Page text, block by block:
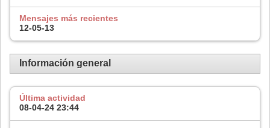
Mensajes más recientes
12-05-13
Información general
Última actividad
08-04-24 23:44